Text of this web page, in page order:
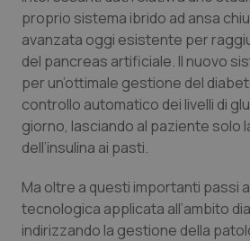
Emilia-Romagna
Friuli Venezia Giulia
Lazio
Liguria
Lombardia
Colesterolo &
Dermatite Atopica
Diabete & glucometri
Disturbi dell’umore
Dolore
proprio sistema ibrido ad ansa
avanzata oggi esistente per
del pancreas artificiale. Il nuovo
per un’ottimale gestione del
controllo automatico dei livelli di
giorno, lasciando al paziente solo
dell’insulina ai pasti.
Ma oltre a questi importanti passi
tecnologica applicata all’ambito
indirizzando la gestione della